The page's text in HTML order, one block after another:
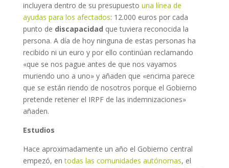
incluyera dentro de su presupuesto una línea de
ayudas para los afectados: 12.000 euros por cada
punto de discapacidad que tuviera reconocida la
persona. A día de hoy ninguna de estas personas ha
recibido ni un euro y por ello continúan reclamando
«que se nos pague antes de que nos vayamos
muriendo uno a uno» y añaden que «encima parece
que se están riendo de nosotros porque el Gobierno
pretende retener el IRPF de las indemnizaciones»
añaden.
Estudios
Hace aproximadamente un año el Gobierno central
empezó, entodas las comunidades autónomas, el